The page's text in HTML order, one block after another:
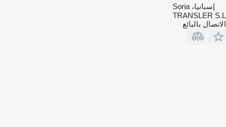
إسبانيا، Soria
TRANSLER S.L
الاتصال بالبائع